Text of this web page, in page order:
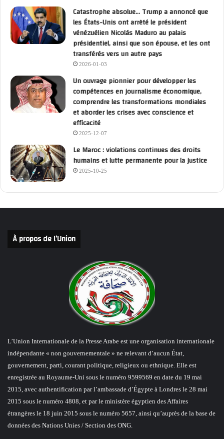
Catastrophe absolue… Trump a annoncé que
les États-Unis ont arrêté le président
vénézuélien Nicolás Maduro au palais
présidentiel, ainsi que son épouse, et les ont
transférés vers un autre pays
2026-01-03
Un ouvrage pionnier pour développer les
compétences en journalisme économique,
comprendre les transformations mondiales
et aborder les crises avec conscience et
efficacité
2025-12-07
Le Maroc : violations continues des droits
humains et lutte permanente pour la justice
2025-10-25
À propos de l’Union
L’Union Internationale de la Presse Arabe est une organisation internationale
indépendante « non gouvernementale » ne relevant d’aucun État,
gouvernement, parti, courant politique, religieux ou ethnique. Elle est
enregistrée au Royaume-Uni sous le numéro 9599569 en date du 19 mai
2015, avec authentification par l’ambassade d’Égypte à Londres le 28 mai
2015 sous le numéro 4808, et par le ministère égyptien des Affaires
étrangères le 18 juin 2015 sous le numéro 5657, ainsi qu’auprès de la base de
données des Nations Unies / Section des ONG.